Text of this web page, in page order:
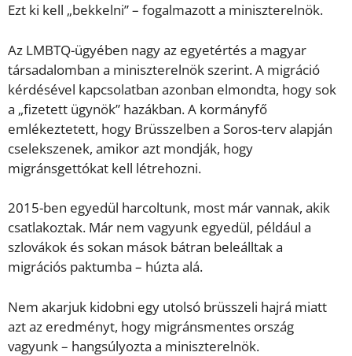
Ezt ki kell „bekkelni” – fogalmazott a miniszterelnök.
Az LMBTQ-ügyében nagy az egyetértés a magyar
társadalomban a miniszterelnök szerint. A migráció
kérdésével kapcsolatban azonban elmondta, hogy sok
a „fizetett ügynök” hazákban. A kormányfő
emlékeztetett, hogy Brüsszelben a Soros-terv alapján
cselekszenek, amikor azt mondják, hogy
migránsgettókat kell létrehozni.
2015-ben egyedül harcoltunk, most már vannak, akik
csatlakoztak. Már nem vagyunk egyedül, például a
szlovákok és sokan mások bátran beleálltak a
migrációs paktumba – húzta alá.
Nem akarjuk kidobni egy utolsó brüsszeli hajrá miatt
azt az eredményt, hogy migránsmentes ország
vagyunk – hangsúlyozta a miniszterelnök.